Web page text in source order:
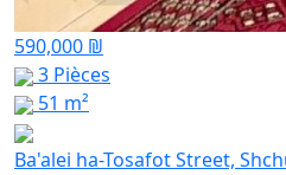
590,000 ₪
3 Pièces
51 m²
Ba'alei ha-Tosafot Street,